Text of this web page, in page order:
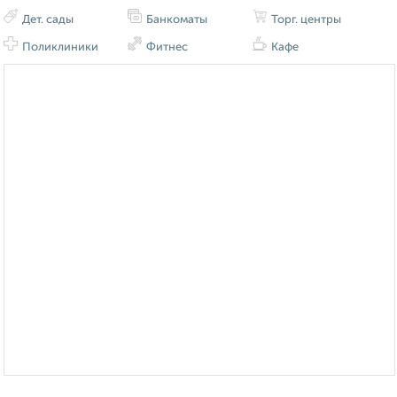
Дет. сады
Поликлиники
Банкоматы
Фитнес
Торг. центры
Кафе